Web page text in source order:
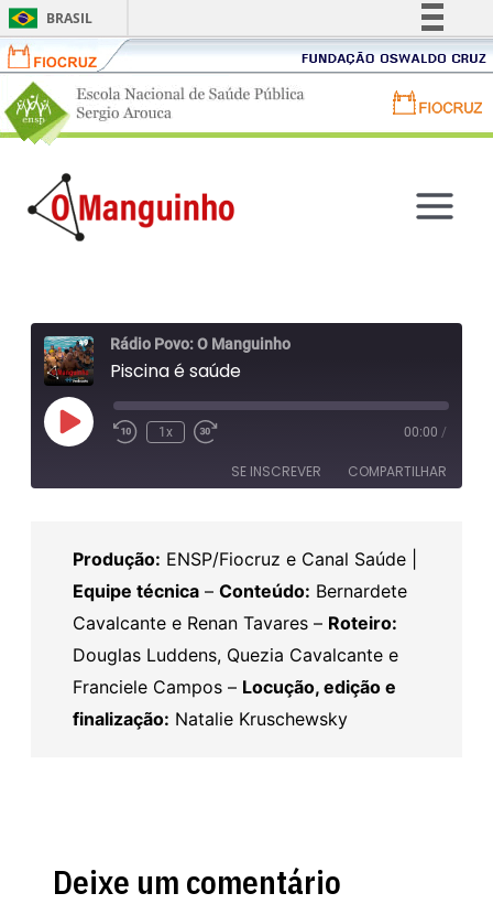
BRASIL
Simplifique!
Fiocruz
Fundação
Oswaldo
Cruz
Portal
ENSP
Escola
Nacional
Pública
Sergio
Arouca
Portal
FIOCRUZ
Fundação
para
Main
Rádio Povo: O Manguinho
Piscina é saúde
Reproduzir
episódioRetroceder
1x
segundos
00:00 /
SE INSCREVER COMPARTILHAR
FEED RSS
LINK
INCORPO
RAR
Produção: ENSP/Fiocruz e Canal Saúde |
Equipe técnica– Conteúdo: Bernardete
Cavalcante e Renan Tavares – Roteiro:
Douglas Luddens, Quezia Cavalcante e
Franciele Campos – Locução, edição e
finalização: Natalie Kruschewsky
Deixe um comentário